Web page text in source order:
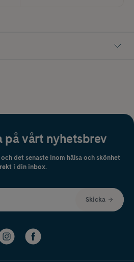
på vårt nyhetsbrev
det senaste inom hälsa och skönhet
i din inbox.
Skicka